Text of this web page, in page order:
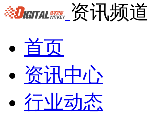
资讯频道
首页
资讯中心
行业动态